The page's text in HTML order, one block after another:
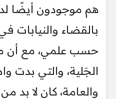
هم موجودون أيضًا
بالقضاء والنيابات
حسب علمي، مع أن
الجَلية، والتي بدت
والعامة، كان لا بد